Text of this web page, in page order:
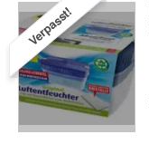
Verpasst!